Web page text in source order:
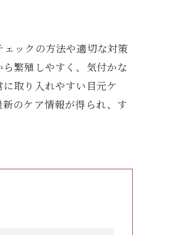
ックの方法や適切な対策
繁殖しやすく、気付かな
取り入れやすい目元ケ
のケア情報が得られ、す